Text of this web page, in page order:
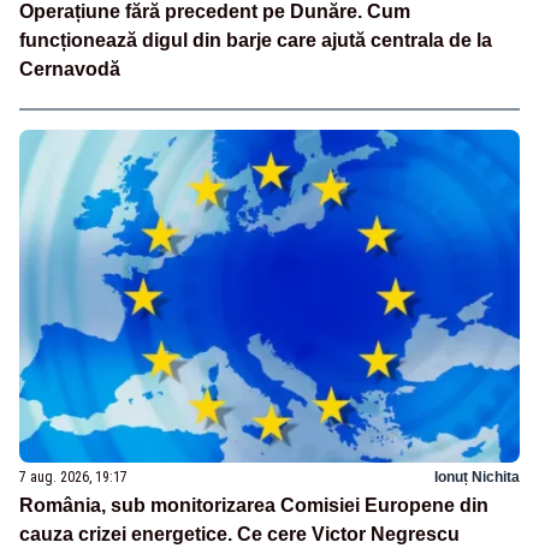
Operațiune fără precedent pe Dunăre. Cum
funcționează digul din barje care ajută centrala de la
Cernavodă
7 aug. 2026, 19:17 Ionuț Nichita
România, sub monitorizarea Comisiei Europene din
cauza crizei energetice. Ce cere Victor Negrescu